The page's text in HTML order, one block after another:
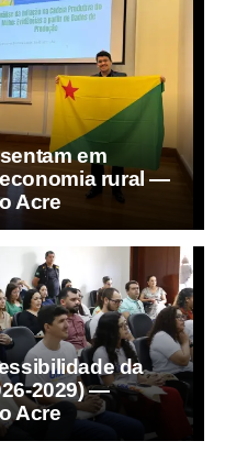
em
rural —
Acre
da
2029) —
Acre